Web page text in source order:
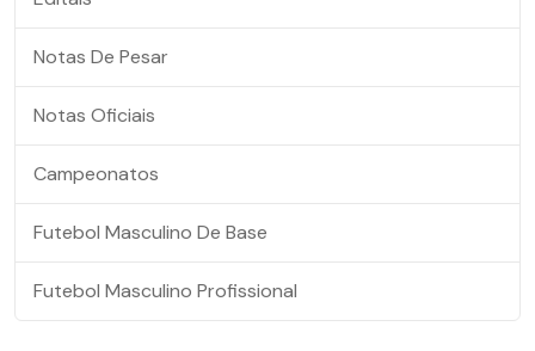
Notas De Pesar
Notas Oficiais
Campeonatos
Futebol Masculino De Base
Futebol Masculino Profissional